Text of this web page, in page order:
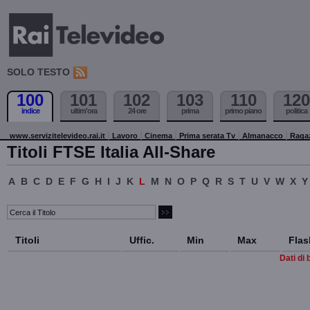
SOLO TESTO
100
indice
101
ultim'ora
102
24 ore
103
prima
110
primo piano
120
politica
www.servizitelevideo.rai.it Lavoro Cinema Prima serata Tv Almanacco
Titoli FTSE Italia All-Share
A B C D E F G H I J K L M N O P Q R S T U V W X Y
Titoli Uffic. Min Max
Dati di